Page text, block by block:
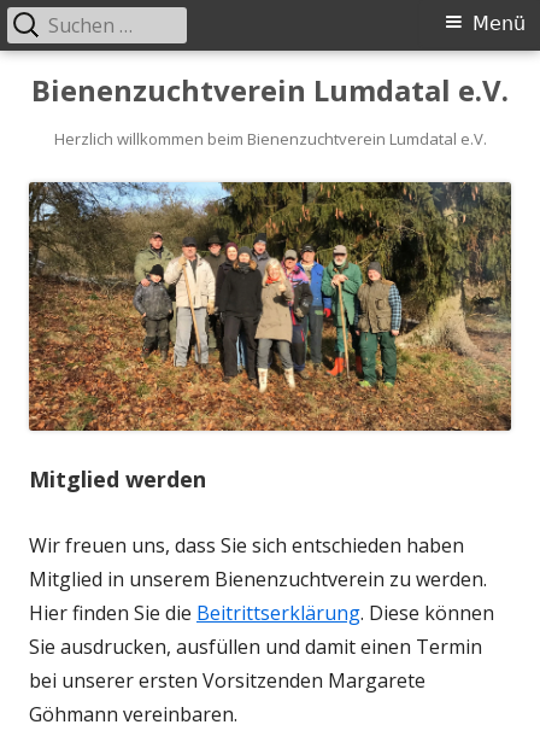
Springe
zumBienenzuchtverein Lumdatal e.V.
Herzlich willkommen beim Bienenzuchtverein Lumdatal e.V.
Primäres
Menü
Menü
Suchen
nach:
Mitglied werden
Wir freuen uns, dass Sie sich entschieden haben
Mitglied in unserem Bienenzuchtverein zu werden.
Hier finden Sie die Beitrittserklärung. Diese können
Sie ausdrucken, ausfüllen und damit einen Termin
bei unserer ersten Vorsitzenden Margarete
Göhmann vereinbaren.